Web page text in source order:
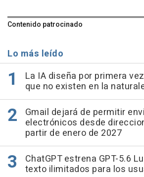
Contenido patrocinado
Lo más leído
La IA diseña por primera
que no existen en la
Gmail dejará de permitir
electrónicos desde
partir de enero de 2027
ChatGPT estrena GPT-5.6
texto ilimitados para los